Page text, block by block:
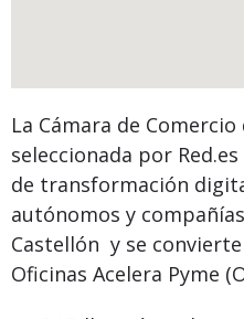
La Cámara de
seleccionada por
de transformación
autónomos y
Castellón y se
Oficinas Acelera Pyme